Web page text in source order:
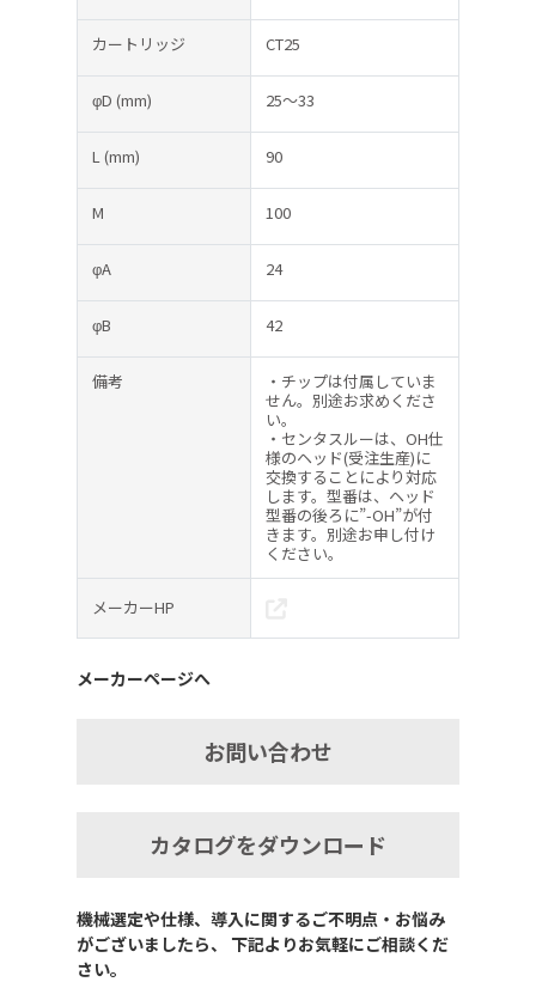
カートリッジ CT25
φD (mm) 25～33
L (mm) 90
M 100
φA 24
φB 42
備考
・チップは付属していま
せん。別途お求めくださ
い。
・センタスルーは、OH仕
様のヘッド(受注生産)に
交換することにより対応
します。型番は、ヘッド
型番の後ろに”-OH”が付
きます。別途お申し付け
ください。
メーカーHP
メーカーページへ
お問い合わせ
カタログをダウンロード
機械選定や仕様、導入に関するご不明点・お悩み
がございましたら、 下記よりお気軽にご相談くだ
さい。